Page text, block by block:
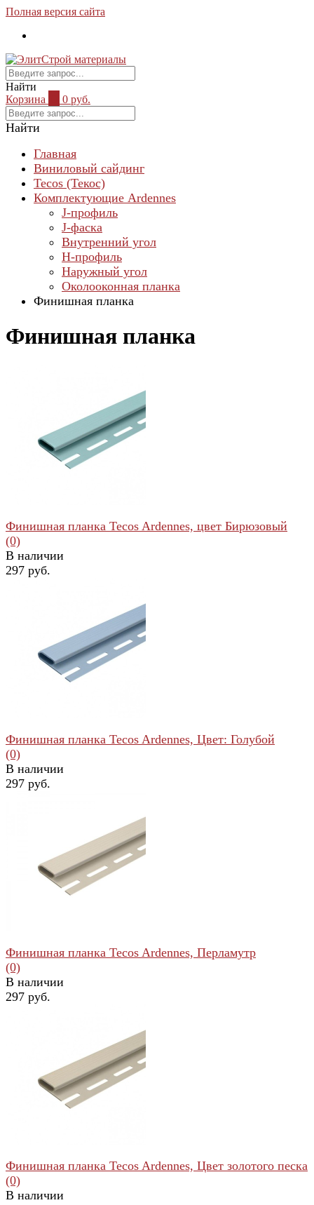
Полная версия сайта
Найти
Корзина
0 руб.
Найти
Главная
Виниловый сайдинг
Tecos (Текос)
Комплектующие Ardennes
J-профиль
J-фаска
Внутренний угол
Н-профиль
Наружный угол
Околооконная планка
Финишная планка
Финишная планка
избранное сравнить
Финишная планка Tecos Ardennes, цвет Бирюзовый
(0)
В наличии
297 руб.
избранное сравнить
Финишная планка Tecos Ardennes, Цвет: Голубой
(0)
В наличии
297 руб.
избранное сравнить
Финишная планка Tecos Ardennes, Перламутр
(0)
В наличии
297 руб.
Финишная планка Tecos Ardennes, Цвет золотого песка
(0)
В наличии